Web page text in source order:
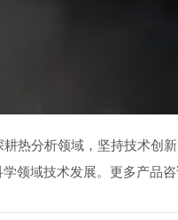
热分析领域，坚持技术创
领域技术发展。更多产品